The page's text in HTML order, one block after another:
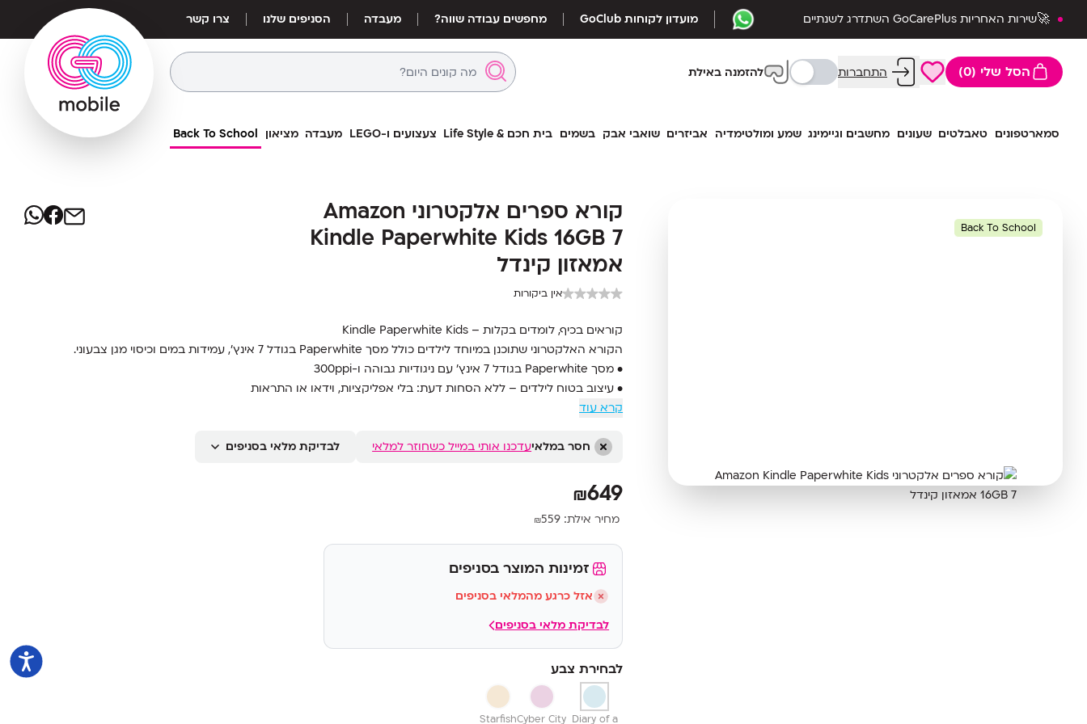
🚀שירות האחריות GoCarePlus השתדרג לשנתיים
שלמות🛡️
מועדון לקוחות GoClub מחפשים עבודה שווה? מעבדה הסניפים שלנו צרו קשר
הסל שלי (0) התחברות להזמנה באילת
סמארטפונים טאבלטים שעונים מחשבים וגיימינג שמע ומולטימדיה אביזרים שואבי אבק בשמים בית חכם & Life Style צעצועים ו-LEGO מעבדה מציאון Back To School
Paperwhite Kids 16GB 7 אמאזון קינדל
Back To School
קורא ספרים אלקטרוני Amazon
Kindle Paperwhite Kids 16GB 7
אמאזון קינדל
אין ביקורות
קוראים בכיף, לומדים בקלות – Kindle Paperwhite Kids
הקורא האלקטרוני שתוכנן במיוחד לילדים כולל מסך Paperwhite בגודל 7 אינץ’, עמידות במים וכיסוי מגן צבעוני.
• מסך Paperwhite בגודל 7 אינץ’ עם ניגודיות גבוהה ו-300ppi
• עיצוב בטוח לילדים – ללא הסחות דעת: בלי אפליקציות, וידאו או התראות
• עמידות למים בתקן IPX8 – מתאים לבריכה, לחוף או לאמבטיה
• תאורה חמה מתכווננת ונוחות קריאה גם בשמש
קרא עוד
חסר במלאיעדכנו אותי במייל כשחוזר למלאי לבדיקת מלאי בסניפים
₪649
מחיר אילת: ₪559
זמינות המוצר בסניפים
אזל כרגע מהמלאי בסניפים
לבדיקת מלאי בסניפים
לבחירת צבע
Diary of a
Cyber City
Starfish